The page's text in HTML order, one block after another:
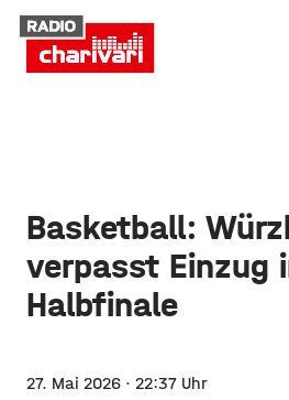
Basketball:
verpasst Einzug
Halbfinale
27. Mai 2026 · 22:37 Uhr